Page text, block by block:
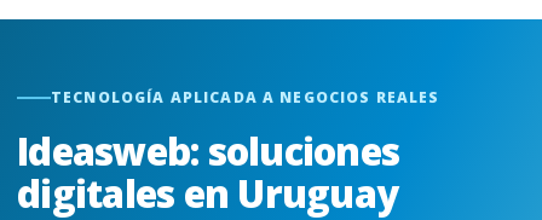
TECNOLOGÍA APLICADA A NEGOCIOS REALES
Ideasweb: soluciones
digitales en Uruguay